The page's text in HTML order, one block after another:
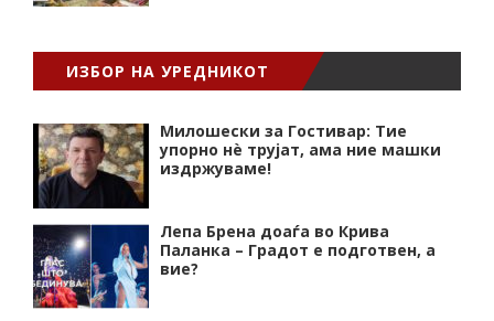
ИЗБОР НА УРЕДНИКОТ
Милошески за Гостивар: Тие
упорно нѐ трујат, ама ние машки
издржуваме!
Лепа Брена доаѓа во Крива
Паланка – Градот е подготвен, а
вие?